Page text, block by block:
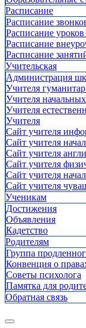
Расписание
Расписание
Расписание
Расписание
Расписание
Учительская
Администрация
Учителя
Учителя
Учителя
Учителя
Cайт учителя
Сайт учителя
Сайт учителя
Сайт учителя
Сайт учителя
Сайт учителя
Ученикам
Достижения
Объявления
Кадетство
Родителям
Группа
Конвенция о
Советы психолога
Памятка для
Обратная связь